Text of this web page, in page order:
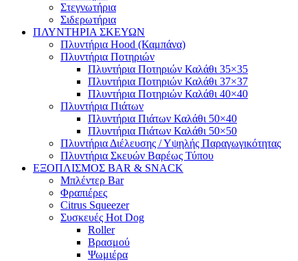
Στεγνωτήρια
Σιδερωτήρια
ΠΛΥΝΤΗΡΙΑ ΣΚΕΥΩΝ
Πλυντήρια Hood (Καμπάνα)
Πλυντήρια Ποτηριών
Πλυντήρια Ποτηριών Καλάθι 35×35
Πλυντήρια Ποτηριών Καλάθι 37×37
Πλυντήρια Ποτηριών Καλάθι 40×40
Πλυντήρια Πιάτων
Πλυντήρια Πιάτων Καλάθι 50×40
Πλυντήρια Πιάτων Καλάθι 50×50
Πλυντήρια Διέλευσης / Υψηλής Παραγωγικότητας
Πλυντήρια Σκευών Βαρέως Τύπου
ΕΞΟΠΛΙΣΜΟΣ BAR & SNACK
Μπλέντερ Bar
Φραπιέρες
Citrus Squeezer
Συσκευές Hot Dog
Roller
Βρασμού
Ψωμιέρα